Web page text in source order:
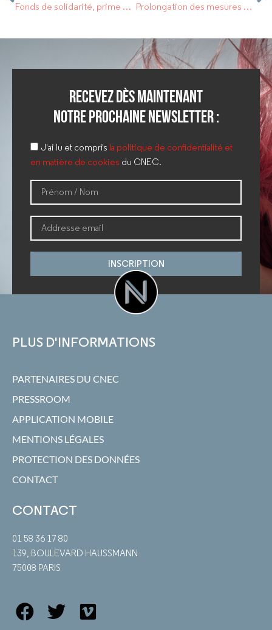
Fonds de solidarité, prime de 1.500 €, aide complémentaire de 2000 €. Prolongation des mesures de report des cotisations sociales et impôts.
Recevez dès maintenant
notre prochaine newsletter :
J'ai lu et compris la politique de confidentialité et
en matière de cookies du CNEC.
INSCRIPTION
PLUS D'INFORMATIONS
PARTENAIRES DU CNEC
PRESSROOM
APPLICATION MOBILE
MENTIONS LÉGALES
PROTECTION DES DONNÉES
CONTACT
CONTACT
01 58 36 17 80
139, BOULEVARD HAUSSMANN
75008 PARIS